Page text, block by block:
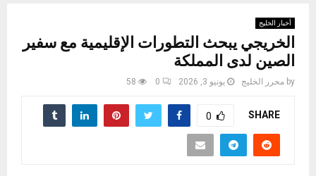
أخبار الخليج
الخريجي يبحث التطورات الإقليمية مع سفير
الصين لدى المملكة
by محرر الخليج يونيو 3, 2026 0
58
SHARE
0